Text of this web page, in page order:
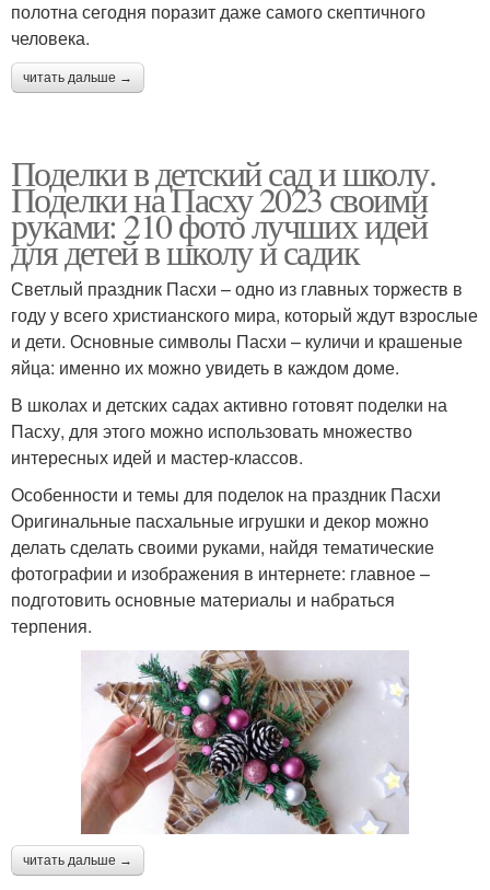
полотна сегодня поразит даже самого скептичного
человека.
читать дальше →
Поделки в детский сад и школу.
Поделки на Пасху 2023 своими
руками: 210 фото лучших идей
для детей в школу и садик
Светлый праздник Пасхи – одно из главных торжеств в
году у всего христианского мира, который ждут взрослые
и дети. Основные символы Пасхи – куличи и крашеные
яйца: именно их можно увидеть в каждом доме.
В школах и детских садах активно готовят поделки на
Пасху, для этого можно использовать множество
интересных идей и мастер-классов.
Особенности и темы для поделок на праздник Пасхи
Оригинальные пасхальные игрушки и декор можно
делать сделать своими руками, найдя тематические
фотографии и изображения в интернете: главное –
подготовить основные материалы и набраться
терпения.
читать дальше →